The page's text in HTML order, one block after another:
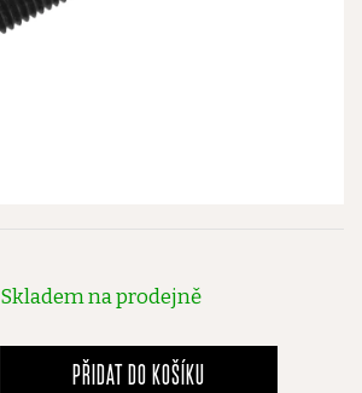
Skladem na prodejně
PŘIDAT DO KOŠÍKU